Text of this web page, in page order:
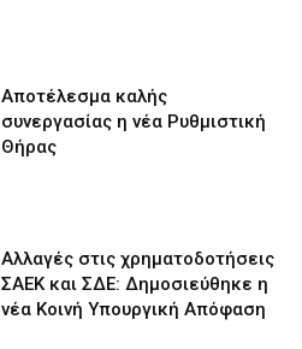
Αποτέλεσμα καλής
συνεργασίας η νέα Ρυθμιστική
Θήρας
Αλλαγές στις χρηματοδοτήσεις
ΣΑΕΚ και ΣΔΕ: Δημοσιεύθηκε η
νέα Κοινή Υπουργική Απόφαση